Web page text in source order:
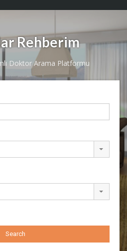
Rehberim
Doktor Arama Platformu